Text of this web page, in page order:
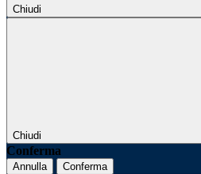
Chiudi
Chiudi
Conferma
Annulla Conferma